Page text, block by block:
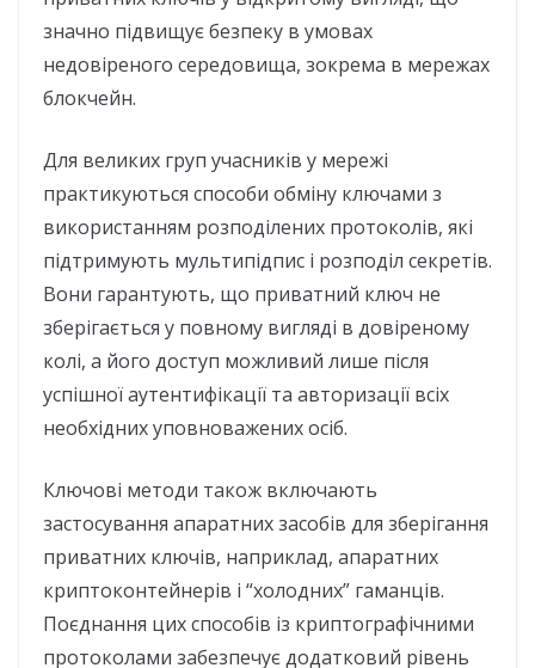
значно підвищує безпеку в умовах
недовіреного середовища, зокрема в мережах
блокчейн.
Для великих груп учасників у мережі
практикуються способи обміну ключами з
використанням розподілених протоколів, які
підтримують мультипідпис і розподіл секретів.
Вони гарантують, що приватний ключ не
зберігається у повному вигляді в довіреному
колі, а його доступ можливий лише після
успішної аутентифікації та авторизації всіх
необхідних уповноважених осіб.
Ключові методи також включають
застосування апаратних засобів для зберігання
приватних ключів, наприклад, апаратних
криптоконтейнерів і “холодних” гаманців.
Поєднання цих способів із криптографічними
протоколами забезпечує додатковий рівень